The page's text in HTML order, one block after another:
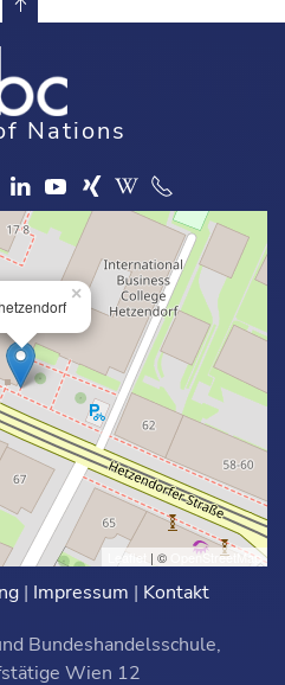
Nations
×
Leaflet | © OpenStreetMap
| Impressum | Kontakt
Bundeshandelsschule,
Wien 12